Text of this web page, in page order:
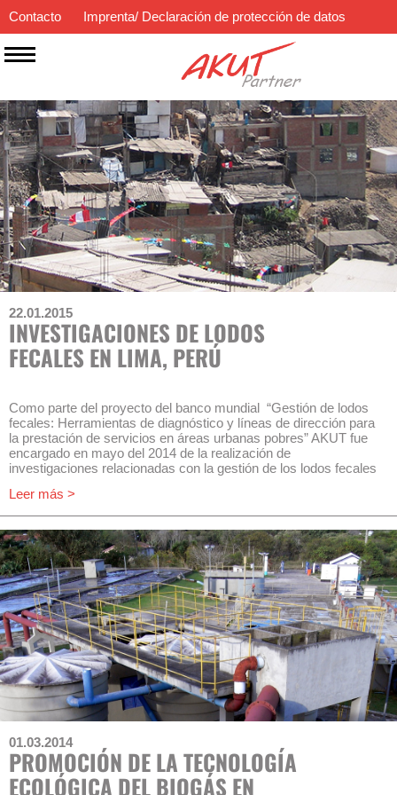
Contacto Imprenta/ Declaración de protección de datos
22.01.2015
INVESTIGACIONES DE LODOS
FECALES EN LIMA, PERÚ
Como parte del proyecto del banco mundial “Gestión de lodos
fecales: Herramientas de diagnóstico y líneas de dirección para
la prestación de servicios en áreas urbanas pobres” AKUT fue
encargado en mayo del 2014 de la realización de
investigaciones relacionadas con la gestión de los lodos fecales
global que tiene lugar en cinco ciudades de cuatro continentes.
Esto implica la realización de estudios en hogares (720
hogares) y grupos de discusión, recolección y análisis de
muestras de lodos fecales y documentación de las
observaciones de campo.
Leer más >
01.03.2014
PROMOCIÓN DE LA TECNOLOGÍA
ECOLÓGICA DEL BIOGÁS EN